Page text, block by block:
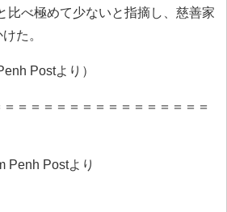
比べ極めて少ないと指摘し、慈善家
た。
Postより）
＝＝＝＝＝＝＝＝＝＝＝＝＝＝＝
Penh Postより